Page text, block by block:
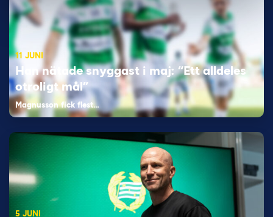
11 JUNI
Han nätade snyggast i maj: “Ett alldeles
otroligt mål”
Magnusson fick flest…
5 JUNI